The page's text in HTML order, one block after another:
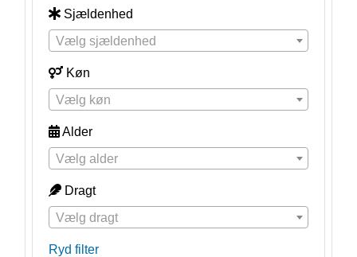
Sjældenhed
Vælg sjældenhed
Køn
Vælg køn
Alder
Vælg alder
Dragt
Vælg dragt
Ryd filter